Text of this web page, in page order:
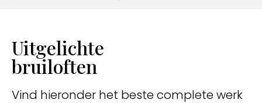
Uitgelichte
bruiloften
Vind hieronder het beste complete werk